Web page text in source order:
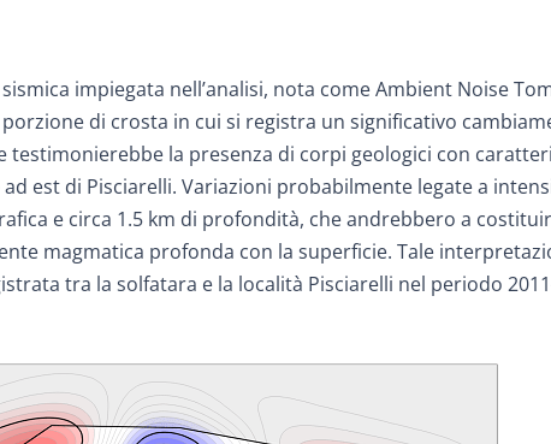
impiegata nell’analisi, nota come Ambient Noise
di crosta in cui si registra un significativo
testimonierebbe la presenza di corpi geologici con
est di Pisciarelli. Variazioni probabilmente legate a
e circa 1.5 km di profondità, che andrebbero a
magmatica profonda con la superficie. Tale
tra la solfatara e la località Pisciarelli nel periodo